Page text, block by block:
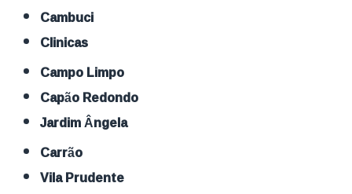
Cambuci
Clinicas
Campo Limpo
Capão Redondo
Jardim Ângela
Carrão
Vila Prudente